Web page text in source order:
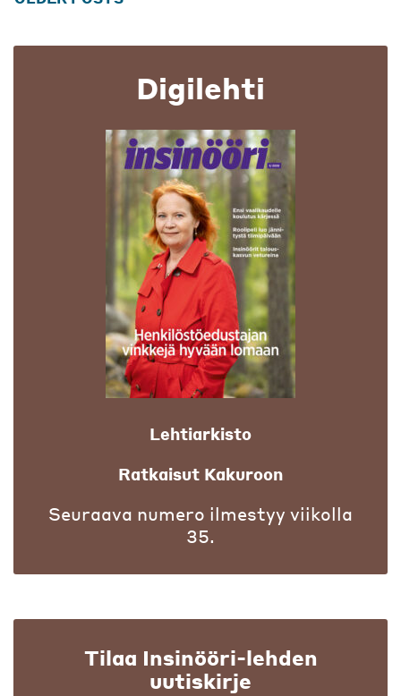
Digilehti
Lehtiarkisto
Ratkaisut Kakuroon
Seuraava numero ilmestyy viikolla
35.
Tilaa Insinööri-lehden
uutiskirje